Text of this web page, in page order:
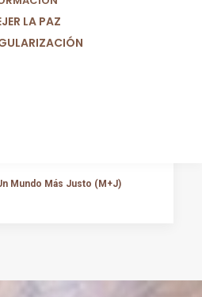
LA PAZ
Mundo Más Justo (M+J)